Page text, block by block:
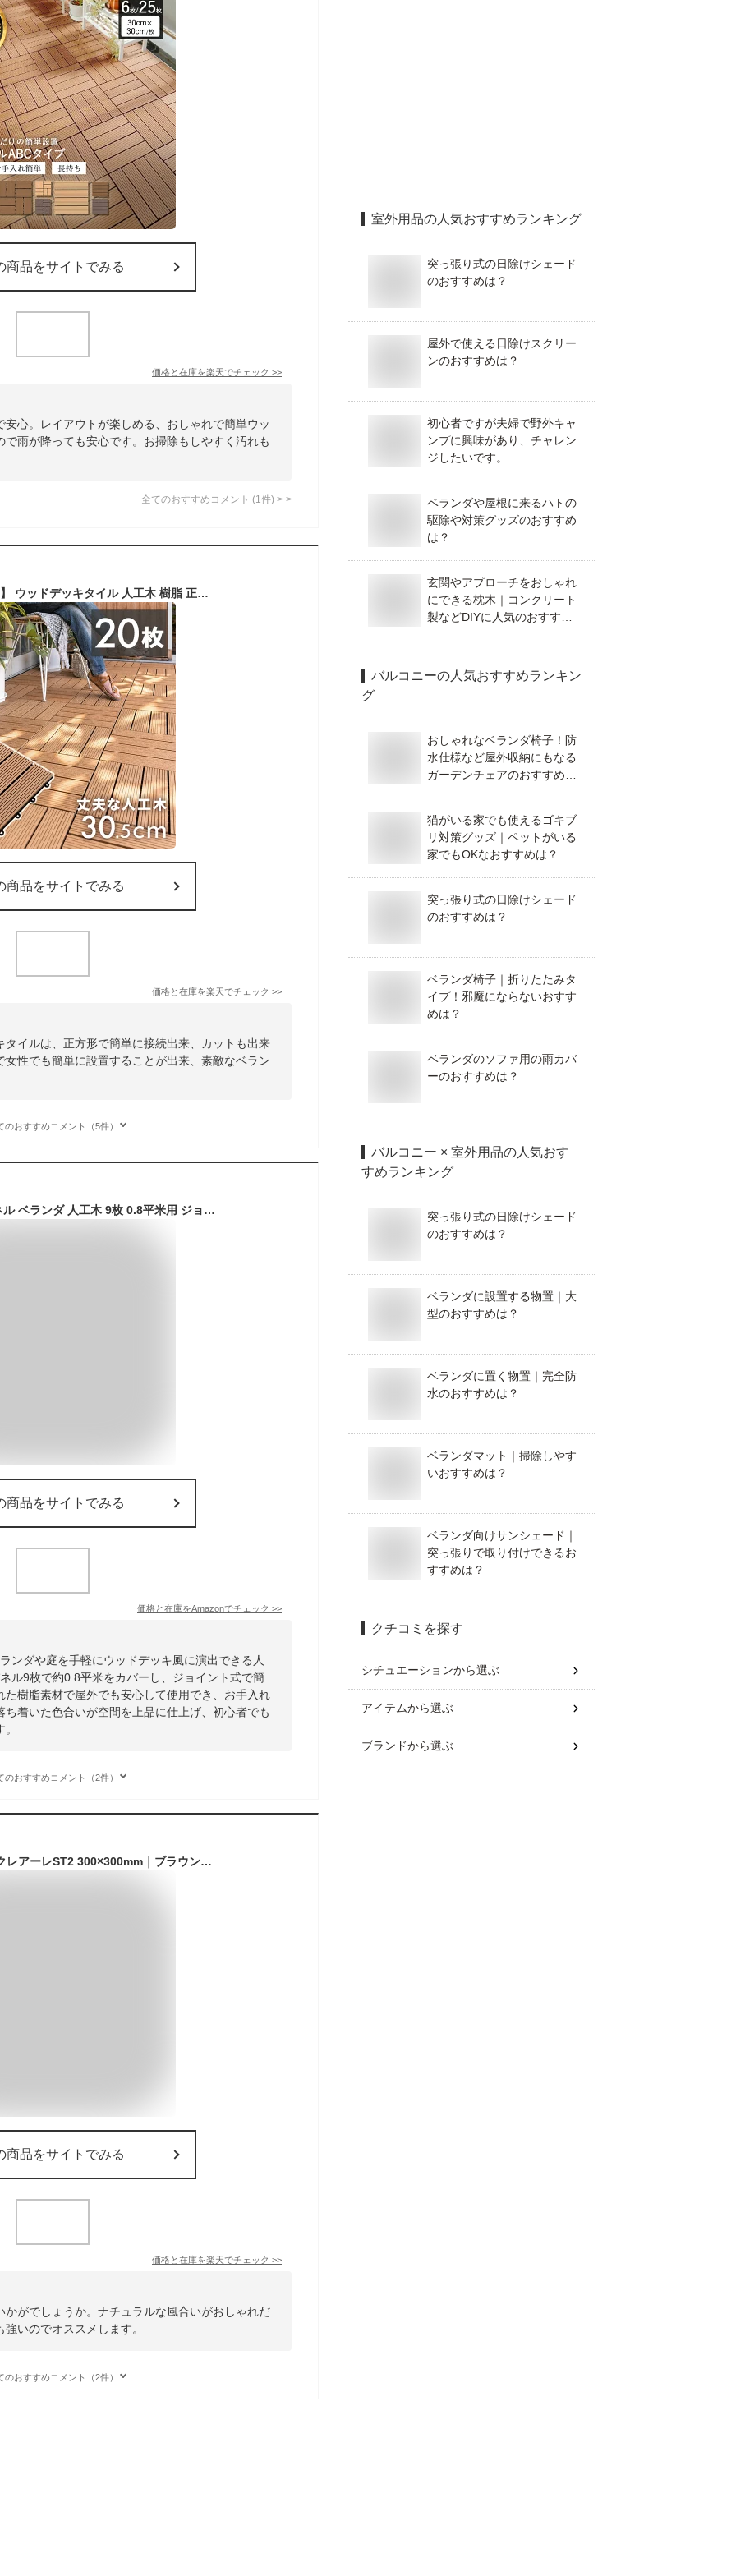
商品をサイトでみる
価格と在庫を楽天でチェック >>
心。レイアウトが楽しめる、おしゃれで簡単ウッ
雨が降っても安心です。お掃除もしやすく汚れも
全てのおすすめコメント (1 件) >
【最大500円クーポン】 ウッドデッキタイル 人工木 樹脂 正方形 四角 20枚セット ウッドパネル ウッドタイル 約 W 30cm D 30cm H 2.2cm デッキパネル ウッドデッキ ジョイント ウッド デッキ パネル タイル 床 フロアデッキ ベランダ ガーデン 庭 DIY おしゃれ 北欧[83302]
商品をサイトでみる
価格と在庫を楽天でチェック >>
イルは、正方形で簡単に接続出来、カットも出来
性でも簡単に設置することが出来、素敵なベラン
のおすすめコメント（5件）
WEIMALL ウッドパネル ベランダ 人工木 9枚 0.8平米用 ジョイント 直線タイプ×ダークブラウン 約30cm×30cm 屋外 ウッドデッキ ウッドタイル 樹脂 庭
商品をサイトでみる
価格と在庫をAmazonでチェック >>
ンダや庭を手軽にウッドデッキ風に演出できる人
ル9枚で約0.8平米をカバーし、ジョイント式で簡
樹脂素材で屋外でも安心して使用でき、お手入れ
着いた色合いが空間を上品に仕上げ、初心者でも
のおすすめコメント（2件）
人工木ウッドパネル クレアーレST2 300×300mm｜ブラウン／ダークブラウン・ジョイント式タイル・ベランダや庭に樹脂 デッキパネル バルコニー 庭 ガーデニング タイル おしゃれ パネルデッキ ウッドデッキ
商品をサイトでみる
価格と在庫を楽天でチェック >>
がでしょうか。ナチュラルな風合いがおしゃれだ
いのでオススメします。
のおすすめコメント（2件）
室外用品の人気おすすめランキング
突っ張り式の日除けシェード
のおすすめは？
屋外で使える日除けスクリー
ンのおすすめは？
初心者ですが夫婦で野外キャ
ンプに興味があり、チャレン
ジしたいです。
ベランダや屋根に来るハトの
駆除や対策グッズのおすすめ
は？
玄関やアプローチをおしゃれ
にできる枕木｜コンクリート
製などDIYに人気のおすすめ
バルコニーの人気おすすめランキン
グ
おしゃれなベランダ椅子！防
水仕様など屋外収納にもなる
ガーデンチェアのおすすめ
猫がいる家でも使えるゴキブ
リ対策グッズ｜ペットがいる
家でもOKなおすすめは？
突っ張り式の日除けシェード
のおすすめは？
ベランダ椅子｜折りたたみタ
イプ！邪魔にならないおすす
めは？
ベランダのソファ用の雨カバ
ーのおすすめは？
バルコニー × 室外用品の人気おす
すめランキング
突っ張り式の日除けシェード
のおすすめは？
ベランダに設置する物置｜大
型のおすすめは？
ベランダに置く物置｜完全防
水のおすすめは？
ベランダマット｜掃除しやす
いおすすめは？
ベランダ向けサンシェード｜
突っ張りで取り付けできるお
すすめは？
クチコミを探す
シチュエーションから選ぶ
アイテムから選ぶ
ブランドから選ぶ